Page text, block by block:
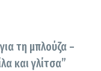
τη μπλούζα –
και γλίτσα”